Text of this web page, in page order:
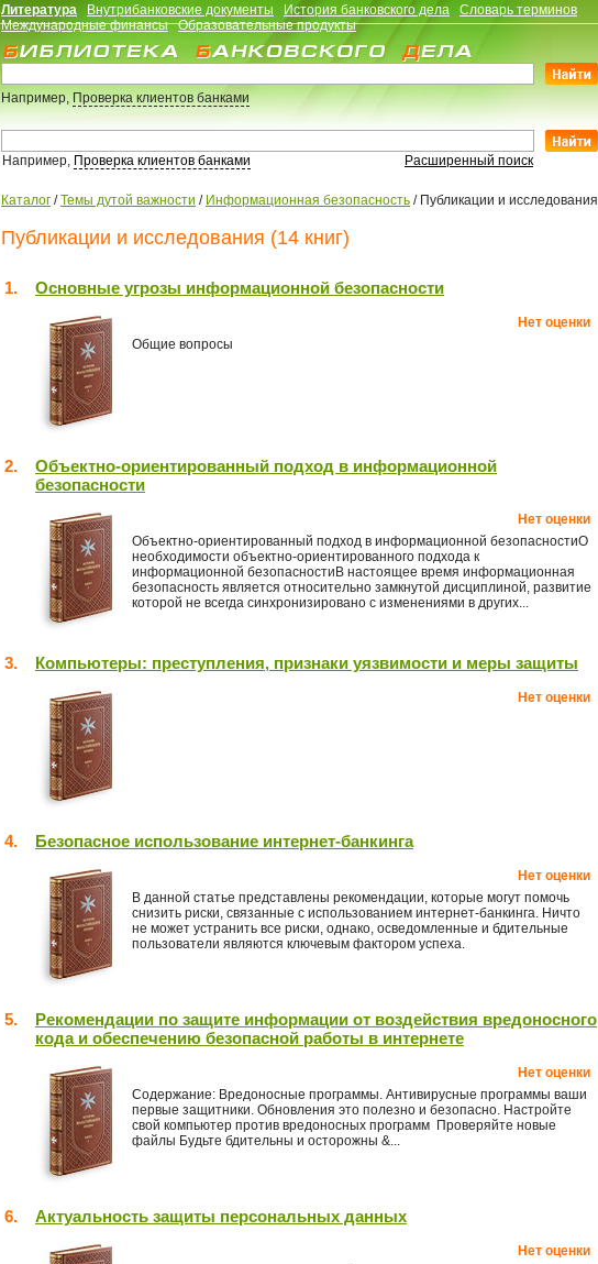
Литература Внутрибанковские документы История банковского дела
Словарь терминов
Международные финансы
Образовательные продукты
Например,Проверка клиентов банками
Например, Проверка клиентов банками Расширенный поиск
Каталог /Темы дутой важности / Информационная безопасность / Публикации и исследования
Публикации и исследования (14 книг)
1. Основные угрозы информационной безопасности
Нет оценки
Общие вопросы
2.
Объектно-ориентированный подход в информационной
безопасности
Нет оценки
Объектно-ориентированный подход в информационной безопасностиО
необходимости объектно-ориентированного подхода к
информационной безопасностиВ настоящее время информационная
безопасность является относительно замкнутой дисциплиной, развитие
которой не всегда синхронизировано с изменениями в других...
3. Компьютеры: преступления, признаки уязвимости и меры защиты
Нет оценки
4. Безопасное использование интернет-банкинга
Нет оценки
В данной статье представлены рекомендации, которые могут помочь
снизить риски, связанные с использованием интернет-банкинга. Ничто
не может устранить все риски, однако, осведомленные и бдительные
пользователи являются ключевым фактором успеха.
5.
Рекомендации по защите информации от воздействия вредоносного
кода и обеспечению безопасной работы в интернете
Нет оценки
Содержание: Вредоносные программы. Антивирусные программы ваши
первые защитники. Обновления это полезно и безопасно. Настройте
свой компьютер против вредоносных программ Проверяйте новые
файлы Будьте бдительны и осторожны &...
6. Актуальность защиты персональных данных
Нет оценки